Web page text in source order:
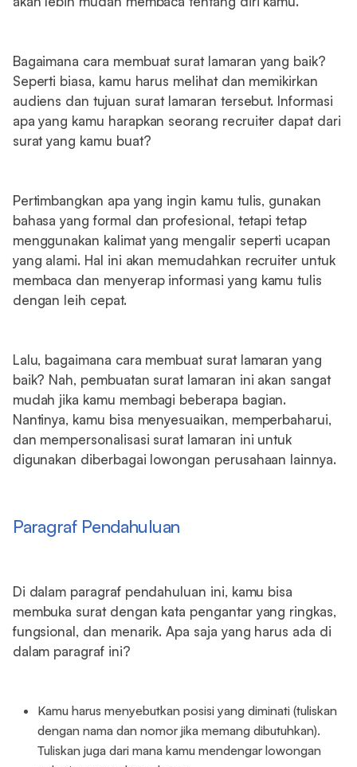
Bagaimana cara membuat surat lamaran yang baik?
Seperti biasa, kamu harus melihat dan memikirkan
audiens dan tujuan surat lamaran tersebut. Informasi
apa yang kamu harapkan seorang recruiter dapat dari
surat yang kamu buat?
Pertimbangkan apa yang ingin kamu tulis, gunakan
bahasa yang formal dan profesional, tetapi tetap
menggunakan kalimat yang mengalir seperti ucapan
yang alami. Hal ini akan memudahkan recruiter untuk
membaca dan menyerap informasi yang kamu tulis
dengan leih cepat.
Lalu, bagaimana cara membuat surat lamaran yang
baik? Nah, pembuatan surat lamaran ini akan sangat
mudah jika kamu membagi beberapa bagian.
Nantinya, kamu bisa menyesuaikan, memperbaharui,
dan mempersonalisasi surat lamaran ini untuk
digunakan diberbagai lowongan perusahaan lainnya.
Paragraf Pendahuluan
Di dalam paragraf pendahuluan ini, kamu bisa
membuka surat dengan kata pengantar yang ringkas,
fungsional, dan menarik. Apa saja yang harus ada di
dalam paragraf ini?
Kamu harus menyebutkan posisi yang diminati (tuliskan
dengan nama dan nomor jika memang dibutuhkan).
Tuliskan juga dari mana kamu mendengar lowongan